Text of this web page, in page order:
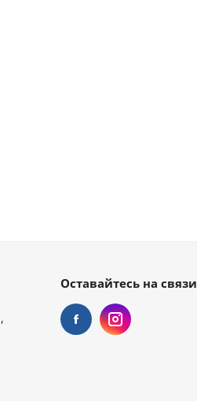
Оставайтесь на связи